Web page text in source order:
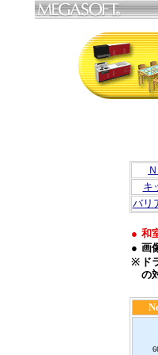
キ
バリ
● 和
● 画
※ ド
の